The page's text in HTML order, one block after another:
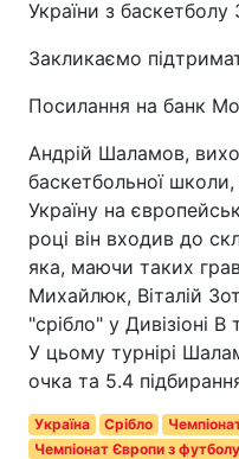
України з баскетболу
Закликаємо
Посилання на банк
Андрій Шаламов,
баскетбольної
Україну на
році він входив до
яка, маючи таких
Михайлюк, Віталій
"срібло" у Дивізіоні
У цьому турнірі
очка та 5.4
Україна Срібло
Чемпіонат Європи з футболу